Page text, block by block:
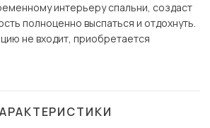
интерьеру спальни, создаст
полноценно выспаться и отдохнуть.
не входит, приобретается